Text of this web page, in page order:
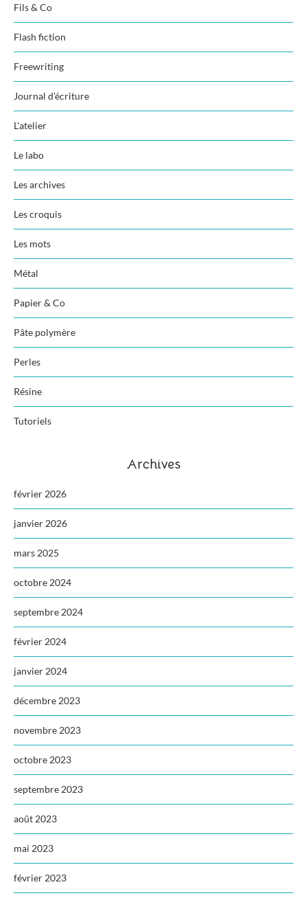
Fils & Co
Flash fiction
Freewriting
Journal d'écriture
L'atelier
Le labo
Les archives
Les croquis
Les mots
Métal
Papier & Co
Pâte polymère
Perles
Résine
Tutoriels
Archives
février 2026
janvier 2026
mars 2025
octobre 2024
septembre 2024
février 2024
janvier 2024
décembre 2023
novembre 2023
octobre 2023
septembre 2023
août 2023
mai 2023
février 2023